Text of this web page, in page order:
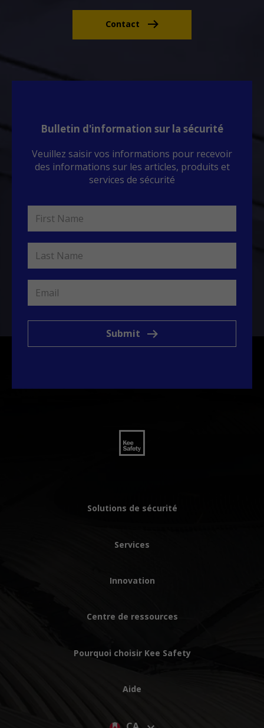
Contact
Bulletin d'information sur la sécurité
Veuillez saisir vos informations pour recevoir
des informations sur les articles, produits et
services de sécurité
Submit
Solutions de sécurité
Services
Innovation
Centre de ressources
Pourquoi choisir Kee Safety
Aide